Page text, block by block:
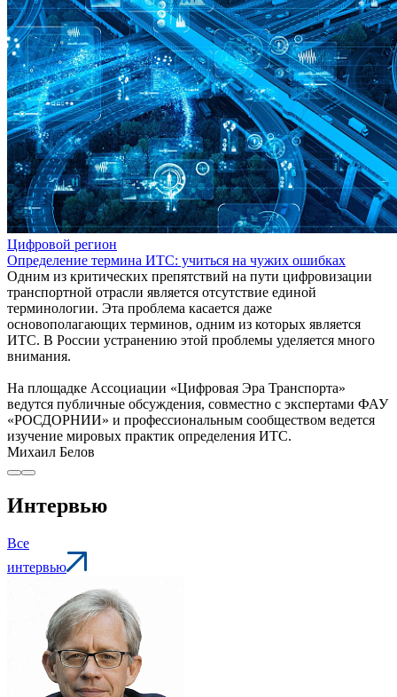
Цифровой регион
Определение термина ИТС: учиться на чужих ошибках
Одним из критических препятствий на пути цифровизации
транспортной отрасли является отсутствие единой
терминологии. Эта проблема касается даже
основополагающих терминов, одним из которых является
ИТС. В России устранению этой проблемы уделяется много
внимания.
На площадке Ассоциации «Цифровая Эра Транспорта»
ведутся публичные обсуждения, совместно с экспертами ФАУ
«РОСДОРНИИ» и профессиональным сообществом ведется
изучение мировых практик определения ИТС.
Михаил Белов
Интервью
Все
интервью